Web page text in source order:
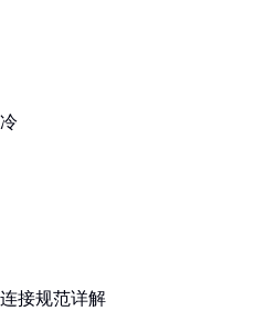
接规范详解